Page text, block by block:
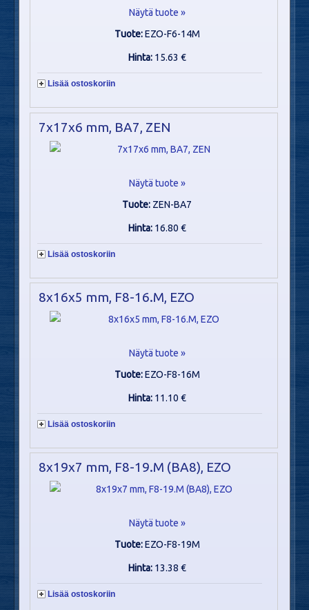
Näytä tuote »
Tuote:EZO-F6-14M
Hinta: 15.63 €
Lisää ostoskoriin
7x17x6 mm, BA7, ZEN
Näytä tuote »
Tuote: ZEN-BA7
Hinta: 16.80 €
Lisää ostoskoriin
8x16x5 mm, F8-16.M, EZO
Näytä tuote »
Tuote:EZO-F8-16M
Hinta: 11.10 €
Lisää ostoskoriin
8x19x7 mm, F8-19.M (BA8), EZO
Näytä tuote »
Tuote:EZO-F8-19M
Hinta: 13.38 €
Lisää ostoskoriin